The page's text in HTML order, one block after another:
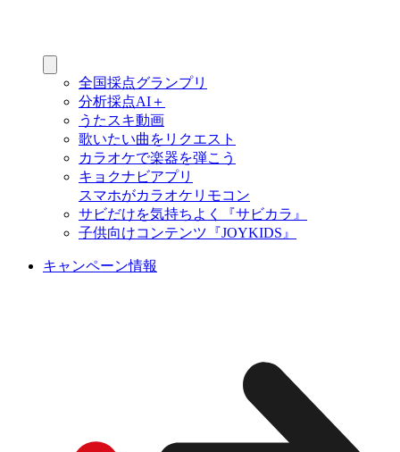
全国採点グランプリ
分析採点AI＋
うたスキ動画
歌いたい曲をリクエスト
カラオケで楽器を弾こう
キョクナビアプリ
スマホがカラオケリモコン
サビだけを気持ちよく『サビカラ』
子供向けコンテンツ『JOYKIDS』
キャンペーン情報